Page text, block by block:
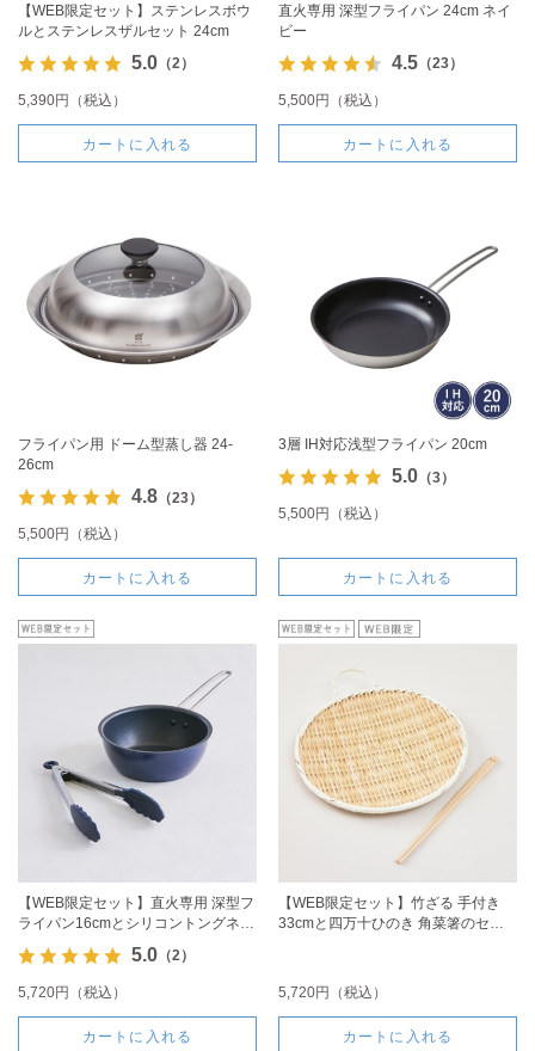
【WEB限定セット】ステンレスボウ
ルとステンレスザルセット 24cm
5.0（2）
5,390円（税込）
カートに入れる
直火専用 深型フライパン 24cm ネイ
ビー
4.5（23）
5,500円（税込）
カートに入れる
フライパン用 ドーム型蒸し器 24-
26cm
4.8（23）
5,500円（税込）
カートに入れる
3層 IH対応浅型フライパン 20cm
5.0（3）
5,500円（税込）
カートに入れる
【WEB限定セット】直火専用 深型フ
ライパン16cmとシリコントングネイ
ビー(小)のセット
5.0（2）
5,720円（税込）
カートに入れる
【WEB限定セット】竹ざる 手付き
33cmと四万十ひのき 角菜箸のセッ
5,720円（税込）
カートに入れる